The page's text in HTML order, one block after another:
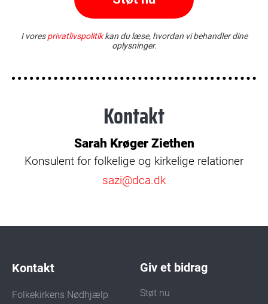
Kontakt
Konsulent for folkelige og kirkelige relationer
Sarah Krøger Ziethen
sazi@dca.dk
Kontakt
Folkekirkens Nødhjælp
Giv et bidrag
Støt nu